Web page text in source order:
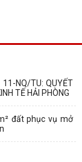
11-NQ/TU: QUYẾT
TẾ HẢI PHÒNG
đất phục vụ mở